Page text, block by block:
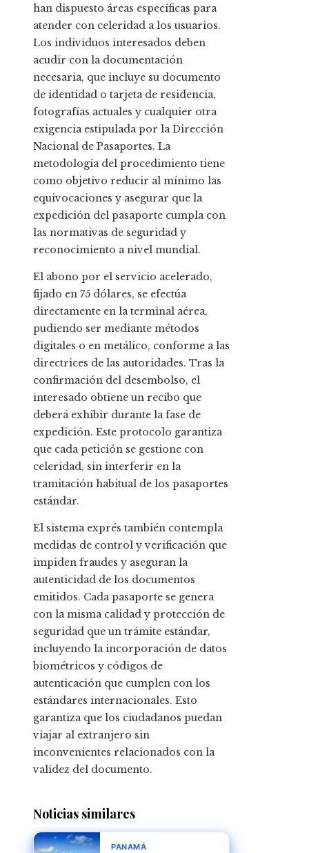
han dispuesto áreas específicas para
atender con celeridad a los usuarios.
Los individuos interesados deben
acudir con la documentación
necesaria, que incluye su documento
de identidad o tarjeta de residencia,
fotografías actuales y cualquier otra
exigencia estipulada por la Dirección
Nacional de Pasaportes. La
metodología del procedimiento tiene
como objetivo reducir al mínimo las
equivocaciones y asegurar que la
expedición del pasaporte cumpla con
las normativas de seguridad y
reconocimiento a nivel mundial.
El abono por el servicio acelerado,
fijado en 75 dólares, se efectúa
directamente en la terminal aérea,
pudiendo ser mediante métodos
digitales o en metálico, conforme a las
directrices de las autoridades. Tras la
confirmación del desembolso, el
interesado obtiene un recibo que
deberá exhibir durante la fase de
expedición. Este protocolo garantiza
que cada petición se gestione con
celeridad, sin interferir en la
tramitación habitual de los pasaportes
estándar.
El sistema exprés también contempla
medidas de control y verificación que
impiden fraudes y aseguran la
autenticidad de los documentos
emitidos. Cada pasaporte se genera
con la misma calidad y protección de
seguridad que un trámite estándar,
incluyendo la incorporación de datos
biométricos y códigos de
autenticación que cumplen con los
estándares internacionales. Esto
garantiza que los ciudadanos puedan
viajar al extranjero sin
inconvenientes relacionados con la
validez del documento.
Noticias similares
PANAMÁ